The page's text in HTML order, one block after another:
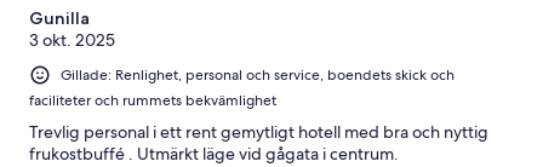
Gunilla
3 okt. 2025
Gillade: Renlighet, personal och service, boendets skick och
faciliteter och rummets bekvämlighet
Trevlig personal i ett rent gemytligt hotell med bra och nyttig
frukostbuffé . Utmärkt läge vid gågata i centrum.